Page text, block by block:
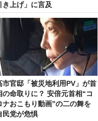
き上げ」に言及
市官邸「被災地利用PV」が首
の命取りに？ 安倍元首相“コ
ナおこもり動画”の二の舞を
民党が危惧